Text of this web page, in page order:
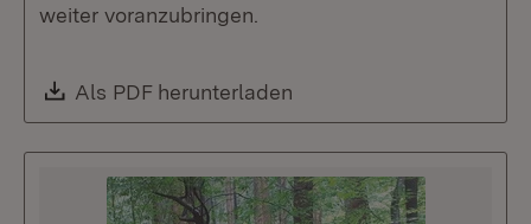
weiter voranzubringen.
Download:
Als PDF herunterladen